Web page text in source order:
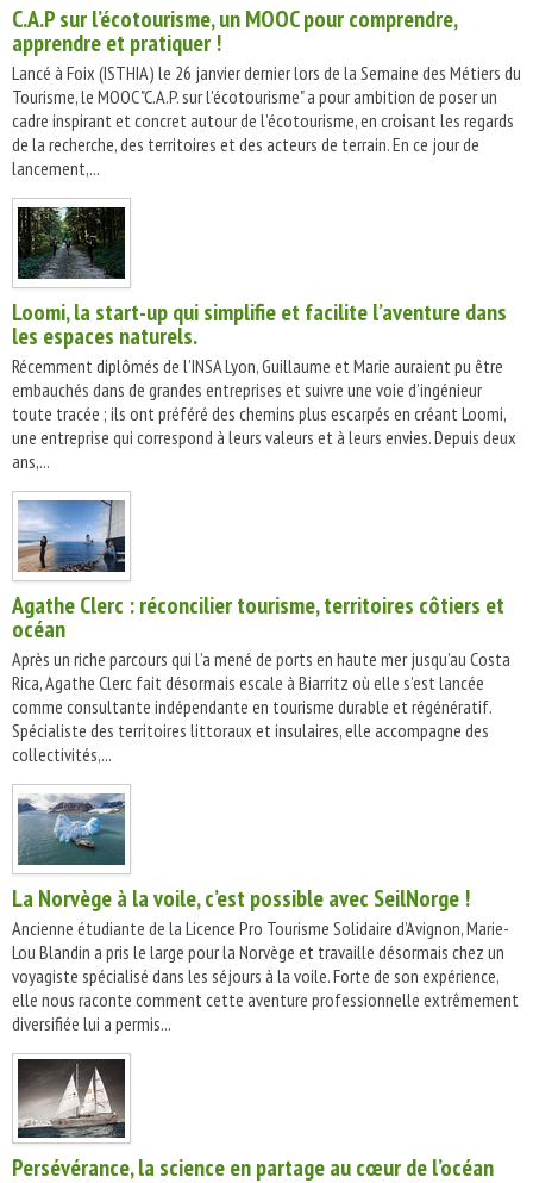
C.A.P sur l’écotourisme, un MOOC pour comprendre,
apprendre et pratiquer !
Lancé à Foix (ISTHIA) le 26 janvier dernier lors de la Semaine des Métiers du
Tourisme, le MOOC "C.A.P. sur l'écotourisme" a pour ambition de poser un
cadre inspirant et concret autour de l’écotourisme, en croisant les regards
de la recherche, des territoires et des acteurs de terrain. En ce jour de
lancement,...
Loomi, la start-up qui simplifie et facilite l’aventure dans
les espaces naturels.
Récemment diplômés de l’INSA Lyon, Guillaume et Marie auraient pu être
embauchés dans de grandes entreprises et suivre une voie d’ingénieur
toute tracée ; ils ont préféré des chemins plus escarpés en créant Loomi,
une entreprise qui correspond à leurs valeurs et à leurs envies. Depuis deux
ans,...
Agathe Clerc : réconcilier tourisme, territoires côtiers et
océan
Après un riche parcours qui l’a mené de ports en haute mer jusqu’au Costa
Rica, Agathe Clerc fait désormais escale à Biarritz où elle s’est lancée
comme consultante indépendante en tourisme durable et régénératif.
Spécialiste des territoires littoraux et insulaires, elle accompagne des
collectivités,...
La Norvège à la voile, c’est possible avec SeilNorge !
Ancienne étudiante de la Licence Pro Tourisme Solidaire d’Avignon, Marie-
Lou Blandin a pris le large pour la Norvège et travaille désormais chez un
voyagiste spécialisé dans les séjours à la voile. Forte de son expérience,
elle nous raconte comment cette aventure professionnelle extrêmement
diversifiée lui a permis...
Persévérance, la science en partage au cœur de l’océan